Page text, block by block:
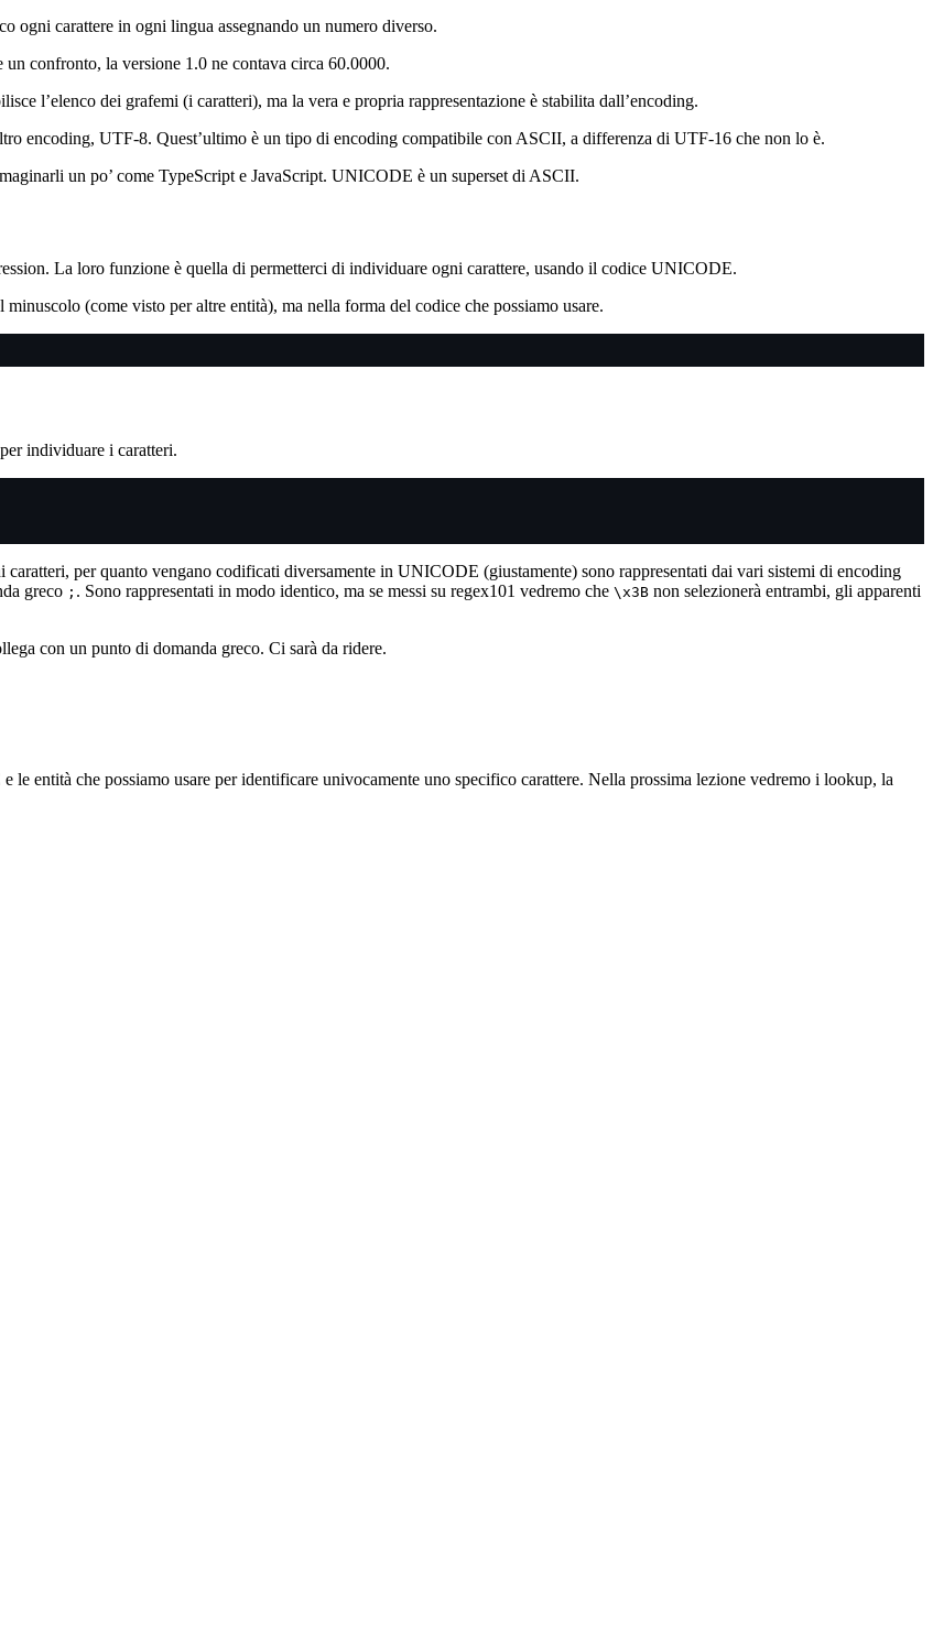
carattere in ogni lingua assegnando un numero diverso.
confronto, la versione 1.0 ne contava circa 60.0000.
l’elenco dei grafemi (i caratteri), ma la vera e propria rappresentazione è stabilita dall’encoding.
encoding, UTF-8. Quest’ultimo è un tipo di encoding compatibile con ASCII, a differenza di UTF-16 che non lo è.
un po’ come TypeScript e JavaScript. UNICODE è un superset di ASCII.
La loro funzione è quella di permetterci di individuare ogni carattere, usando il codice UNICODE.
(come visto per altre entità), ma nella forma del codice che possiamo usare.
individuare i caratteri.
caratteri, per quanto vengano codificati diversamente in UNICODE (giustamente) sono rappresentati dai vari sistemi di encoding
greco ; . Sono rappresentati in modo identico, ma se messi su regex101 vedremo che \x3B non selezionerà entrambi, gli apparenti
con un punto di domanda greco. Ci sarà da ridere.
entità che possiamo usare per identificare univocamente uno specifico carattere. Nella prossima lezione vedremo i lookup, la